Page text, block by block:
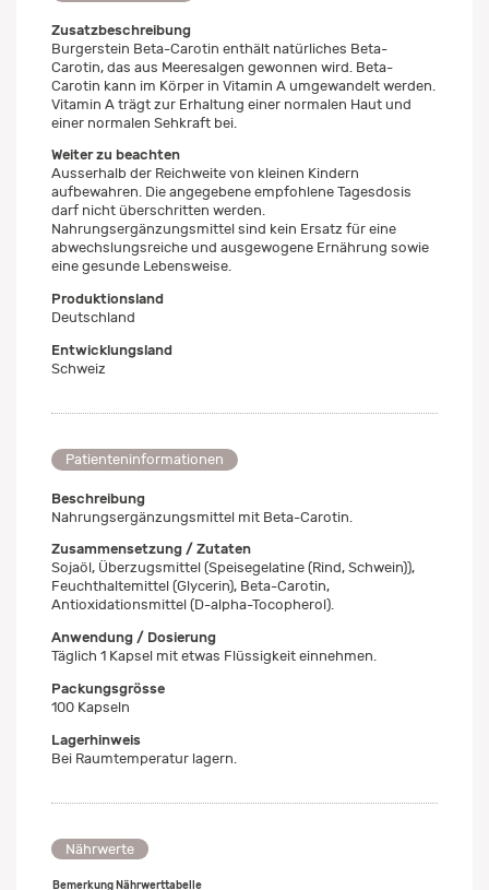
Zusatzbeschreibung
Burgerstein Beta-Carotin enthält natürliches Beta-
Carotin, das aus Meeresalgen gewonnen wird. Beta-
Carotin kann im Körper in Vitamin A umgewandelt werden.
Vitamin A trägt zur Erhaltung einer normalen Haut und
einer normalen Sehkraft bei.
Weiter zu beachten
Ausserhalb der Reichweite von kleinen Kindern
aufbewahren. Die angegebene empfohlene Tagesdosis
darf nicht überschritten werden.
Nahrungsergänzungsmittel sind kein Ersatz für eine
abwechslungsreiche und ausgewogene Ernährung sowie
eine gesunde Lebensweise.
Produktionsland
Deutschland
Entwicklungsland
Schweiz
Patienteninformationen
Beschreibung
Nahrungsergänzungsmittel mit Beta-Carotin.
Zusammensetzung / Zutaten
Sojaöl, Überzugsmittel (Speisegelatine (Rind, Schwein)),
Feuchthaltemittel (Glycerin), Beta-Carotin,
Antioxidationsmittel (D-alpha-Tocopherol).
Anwendung / Dosierung
Täglich 1 Kapsel mit etwas Flüssigkeit einnehmen.
Packungsgrösse
100 Kapseln
Lagerhinweis
Bei Raumtemperatur lagern.
Nährwerte
Bemerkung Nährwerttabelle